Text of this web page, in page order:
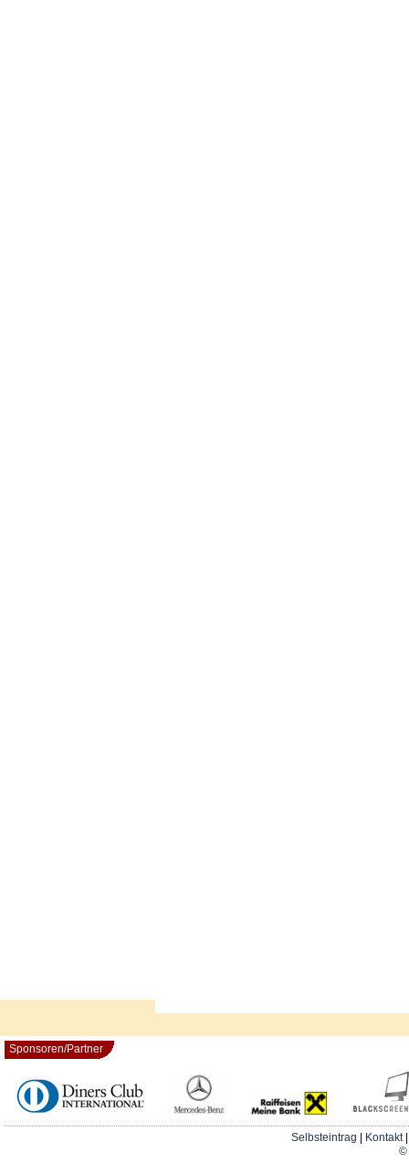
Sponsoren/Partner
Selbsteintrag Kontakt
©